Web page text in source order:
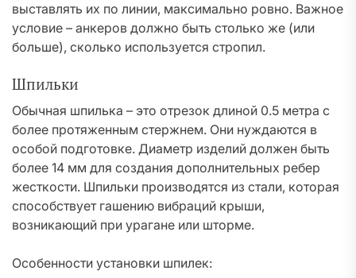
выставлять их по линии, максимально ровно. Важное
условие – анкеров должно быть столько же (или
больше), сколько используется стропил.
Шпильки
Обычная шпилька – это отрезок длиной 0.5 метра с
более протяженным стержнем. Они нуждаются в
особой подготовке. Диаметр изделий должен быть
более 14 мм для создания дополнительных ребер
жесткости. Шпильки производятся из стали, которая
способствует гашению вибраций крыши,
возникающий при урагане или шторме.
Особенности установки шпилек: